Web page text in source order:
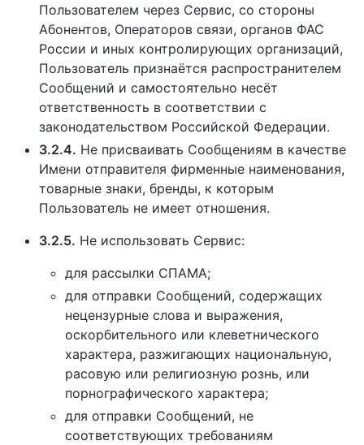
Пользователем через Сервис, со стороны
Абонентов, Операторов связи, органов ФАС
России и иных контролирующих организаций,
Пользователь признаётся распространителем
Сообщений и самостоятельно несёт
ответственность в соответствии с
законодательством Российской Федерации.
3.2.4. Не присваивать Сообщениям в качестве
Имени отправителя фирменные наименования,
товарные знаки, бренды, к которым
Пользователь не имеет отношения.
3.2.5. Не использовать Сервис:
для рассылки СПАМА;
для отправки Сообщений, содержащих
нецензурные слова и выражения,
оскорбительного или клеветнического
характера, разжигающих национальную,
расовую или религиозную рознь, или
порнографического характера;
для отправки Сообщений, не
соответствующих требованиям